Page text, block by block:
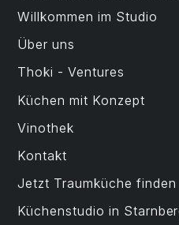
Willkommen im Studio
Über uns
Thoki - Ventures
Küchen mit Konzept
Vinothek
Kontakt
Jetzt Traumküche finden
Küchenstudio in